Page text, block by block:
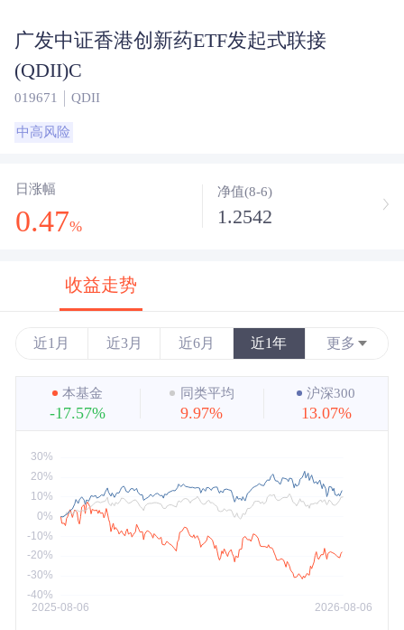
广发中证香港创新药ETF发起式联接
(QDII)C
019671 QDII
中高风险
日涨幅
0.47%
净值(8-6)
1.2542
收益走势
近1月 近3月 近6月 近1年 更多
近3年
近5年
最大
本基金
-17.57%
同类平均
9.97%
沪深300
13.07%